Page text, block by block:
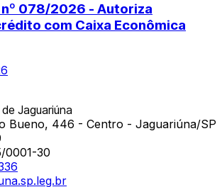
078/2026 - Autoriza
com Caixa Econômica
Jaguariúna
Bueno, 446 - Centro - Jaguariúna/SP
0001-30